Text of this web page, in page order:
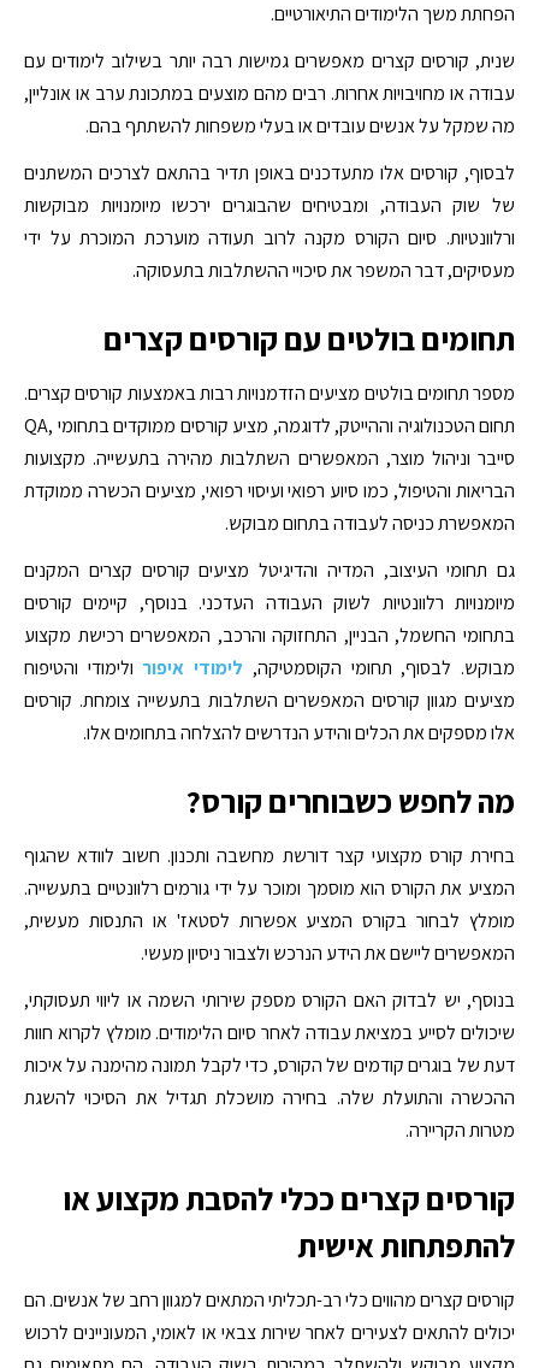
הפחתת משך הלימודים התיאורטיים.
שנית, קורסים קצרים מאפשרים גמישות רבה יותר בשילוב לימודים עם
עבודה או מחויבויות אחרות. רבים מהם מוצעים במתכונת ערב או אונליין,
מה שמקל על אנשים עובדים או בעלי משפחות להשתתף בהם.
לבסוף, קורסים אלו מתעדכנים באופן תדיר בהתאם לצרכים המשתנים
של שוק העבודה, ומבטיחים שהבוגרים ירכשו מיומנויות מבוקשות
ורלוונטיות. סיום הקורס מקנה לרוב תעודה מוערכת המוכרת על ידי
מעסיקים, דבר המשפר את סיכויי ההשתלבות בתעסוקה.
תחומים בולטים עם קורסים קצרים
מספר תחומים בולטים מציעים הזדמנויות רבות באמצעות קורסים קצרים.
תחום הטכנולוגיה וההייטק, לדוגמה, מציע קורסים ממוקדים בתחומי ,QA
סייבר וניהול מוצר, המאפשרים השתלבות מהירה בתעשייה. מקצועות
הבריאות והטיפול, כמו סיוע רפואי ועיסוי רפואי, מציעים הכשרה ממוקדת
המאפשרת כניסה לעבודה בתחום מבוקש.
גם תחומי העיצוב, המדיה והדיגיטל מציעים קורסים קצרים המקנים
מיומנויות רלוונטיות לשוק העבודה העדכני. בנוסף, קיימים קורסים
בתחומי החשמל, הבניין, התחזוקה והרכב, המאפשרים רכישת מקצוע
מבוקש. לבסוף, תחומי הקוסמטיקה, לימודי איפור ולימודי והטיפוח
מציעים מגוון קורסים המאפשרים השתלבות בתעשייה צומחת. קורסים
אלו מספקים את הכלים והידע הנדרשים להצלחה בתחומים אלו.
מה לחפש כשבוחרים קורס?
בחירת קורס מקצועי קצר דורשת מחשבה ותכנון. חשוב לוודא שהגוף
המציע את הקורס הוא מוסמך ומוכר על ידי גורמים רלוונטיים בתעשייה.
מומלץ לבחור בקורס המציע אפשרות לסטאז' או התנסות מעשית,
המאפשרים ליישם את הידע הנרכש ולצבור ניסיון מעשי.
בנוסף, יש לבדוק האם הקורס מספק שירותי השמה או ליווי תעסוקתי,
שיכולים לסייע במציאת עבודה לאחר סיום הלימודים. מומלץ לקרוא חוות
דעת של בוגרים קודמים של הקורס, כדי לקבל תמונה מהימנה על איכות
ההכשרה והתועלת שלה. בחירה מושכלת תגדיל את הסיכוי להשגת
מטרות הקריירה.
קורסים קצרים ככלי להסבת מקצוע או
להתפתחות אישית
קורסים קצרים מהווים כלי רב-תכליתי המתאים למגוון רחב של אנשים. הם
יכולים להתאים לצעירים לאחר שירות צבאי או לאומי, המעוניינים לרכוש